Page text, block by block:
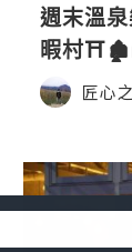
週末溫
暇村
匠心